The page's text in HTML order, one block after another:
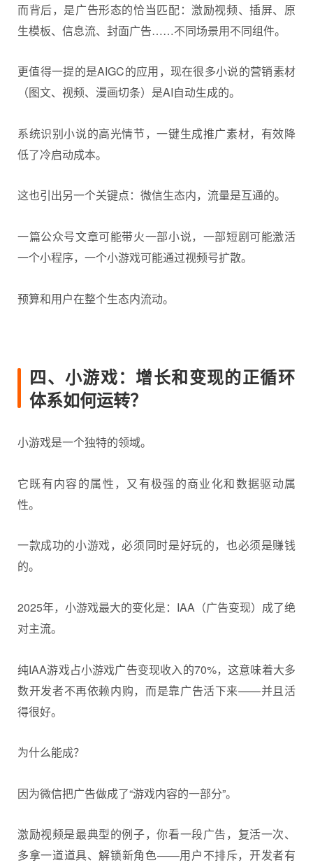
而背后，是广告形态的恰当匹配：激励视频、插屏、原
生模板、信息流、封面广告……不同场景用不同组件。
更值得一提的是AIGC的应用，现在很多小说的营销素材
（图文、视频、漫画切条）是AI自动生成的。
系统识别小说的高光情节，一键生成推广素材，有效降
低了冷启动成本。
这也引出另一个关键点：微信生态内，流量是互通的。
一篇公众号文章可能带火一部小说，一部短剧可能激活
一个小程序，一个小游戏可能通过视频号扩散。
预算和用户在整个生态内流动。
四、小游戏：增长和变现的正循环
体系如何运转？
小游戏是一个独特的领域。
它既有内容的属性，又有极强的商业化和数据驱动属
性。
一款成功的小游戏，必须同时是好玩的，也必须是赚钱
的。
2025年，小游戏最大的变化是：IAA（广告变现）成了绝
对主流。
纯IAA游戏占小游戏广告变现收入的70%，这意味着大多
数开发者不再依赖内购，而是靠广告活下来——并且活
得很好。
为什么能成？
因为微信把广告做成了“游戏内容的一部分”。
激励视频是最典型的例子，你看一段广告，复活一次、
多拿一道道具、解锁新角色——用户不排斥，开发者有